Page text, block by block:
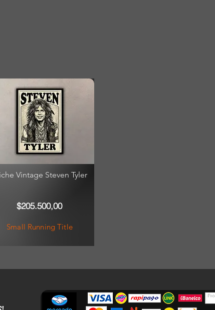
Vintage Steven Tyler
$205.500,00
Small Running Title